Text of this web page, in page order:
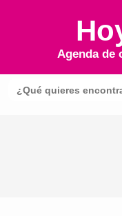
Agenda de